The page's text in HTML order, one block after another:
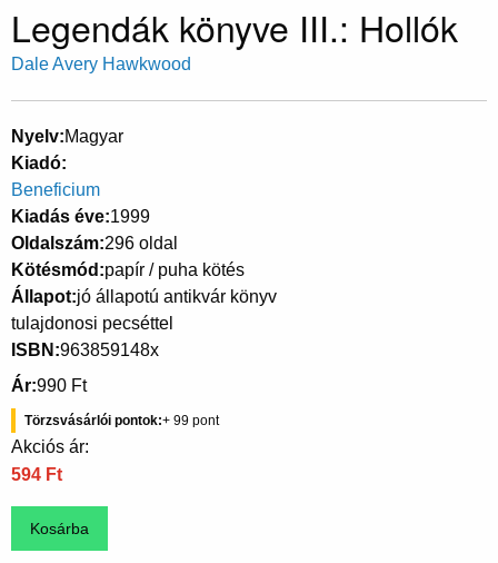
Legendák könyve III.: Hollók
Dale Avery Hawkwood
Nyelv Magyar
Kiadó
Beneficium
Kiadás éve 1999
Oldalszám 296 oldal
Kötésmód papír / puha kötés
Állapot jó állapotú antikvár könyv
tulajdonosi pecséttel
ISBN 963859148x
Ár 990 Ft
Törzsvásárlói pontok 99
Akciós ár:
594 Ft